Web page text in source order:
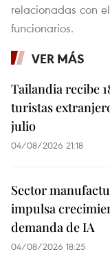
relacionadas con
funcionarios.
VER MÁS
Tailandia recibe
turistas
julio
04/08/2026 21:18
Sector
impulsa
demanda de IA
04/08/2026 18:25